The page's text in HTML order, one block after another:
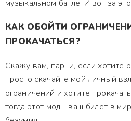
музыкальном батле. И вот за
КАК ОБОЙТИ
ПРОКАЧАТЬСЯ?
Скажу вам, парни, если хотите
просто скачайте мой личный
ограничений и хотите
тогда этот мод - ваш билет в